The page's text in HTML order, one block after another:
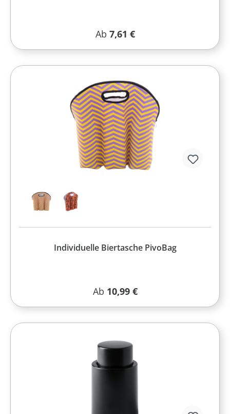
Regulärer Preis:
Ab 7,61 €
Individuelle Biertasche PivoBag
Regulärer Preis:
Ab 10,99 €